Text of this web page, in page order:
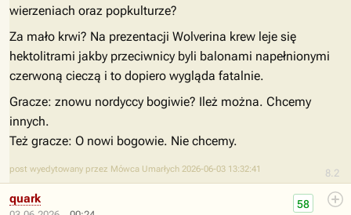
8.2
wierzeniach oraz popkulturze?
Za mało krwi? Na prezentacji Wolverina krew leje się
hektolitrami jakby przeciwnicy byli balonami napełnionymi
czerwoną cieczą i to dopiero wygląda fatalnie.
Gracze: znowu nordyccy bogiwie? Ileż można. Chcemy
innych.
Też gracze: O nowi bogowie. Nie chcemy.
post wyedytowany przez Mówca Umarłych 2026-06-03 13:32:41
58
quark